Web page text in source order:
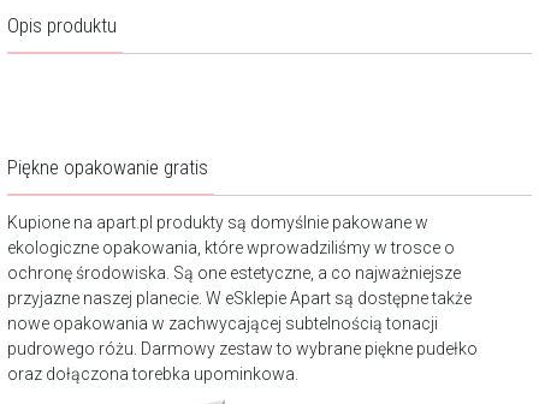
Opis produktu
Piękne opakowanie gratis
Kupione na apart.pl produkty są domyślnie pakowane w
ekologiczne opakowania, które wprowadziliśmy w trosce o
ochronę środowiska. Są one estetyczne, a co najważniejsze
przyjazne naszej planecie. W eSklepie Apart są dostępne także
nowe opakowania w zachwycającej subtelnością tonacji
pudrowego różu. Darmowy zestaw to wybrane piękne pudełko
oraz dołączona torebka upominkowa.